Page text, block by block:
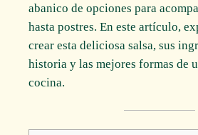
abanico de opciones para
hasta postres. En este artículo,
crear esta deliciosa salsa, sus
historia y las mejores formas de
cocina.